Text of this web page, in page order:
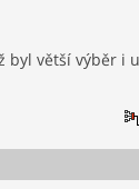
byl větší výběr i